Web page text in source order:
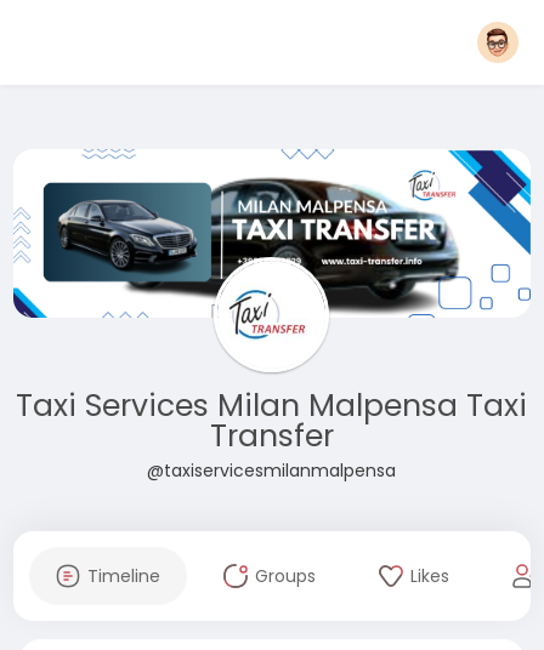
Taxi Services Milan Malpensa Taxi
Transfer
@taxiservicesmilanmalpensa
Timeline Groups Likes